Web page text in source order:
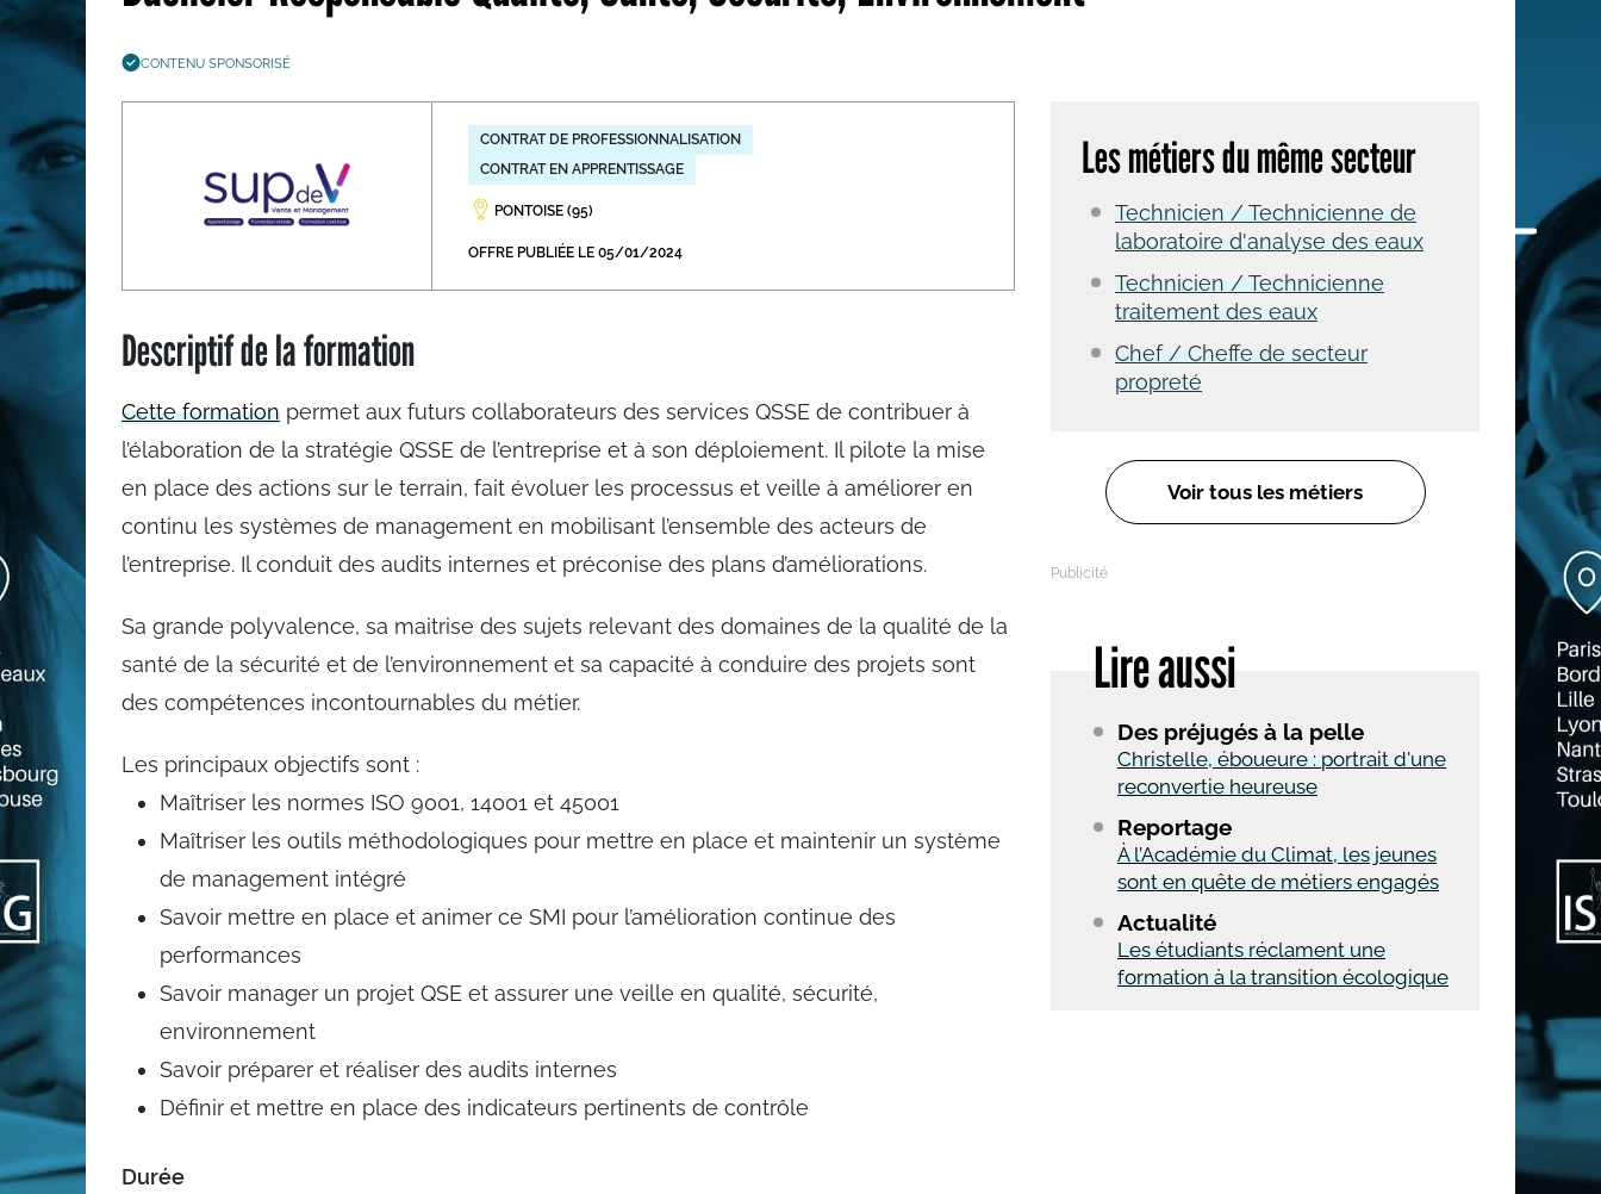
Les écoles se présentent C'est vous qui le dites Sa santé
Ses démarches
Face à la justice
Ses loisirs
Découvrir le monde
CONTENU SPONSORISÉ
CONTRAT DE PROFESSIONNALISATION
CONTRAT EN APPRENTISSAGE
PONTOISE (95)
OFFRE PUBLIÉE LE 05/01/2024
Descriptif de la formation
Cette formation permet aux futurs collaborateurs des services QSSE de contribuer à
l’élaboration de la stratégie QSSE de l’entreprise et à son déploiement. Il pilote la mise
en place des actions sur le terrain, fait évoluer les processus et veille à améliorer en
continu les systèmes de management en mobilisant l’ensemble des acteurs de
l’entreprise. Il conduit des audits internes et préconise des plans d’améliorations.
Sa grande polyvalence, sa maitrise des sujets relevant des domaines de la qualité de la
santé de la sécurité et de l’environnement et sa capacité à conduire des projets sont
des compétences incontournables du métier.
Les principaux objectifs sont :
Maîtriser les normes ISO 9001, 14001 et 45001
Maîtriser les outils méthodologiques pour mettre en place et maintenir un système
de management intégré
Savoir mettre en place et animer ce SMI pour l’amélioration continue des
performances
Savoir manager un projet QSE et assurer une veille en qualité, sécurité,
environnement
Savoir préparer et réaliser des audits internes
Définir et mettre en place des indicateurs pertinents de contrôle
Durée
Les métiers du même secteur
Technicien / Technicienne de
laboratoire d'analyse des eaux
Technicien / Technicienne
traitement des eaux
Chef / Cheffe de secteur
propreté
Voir tous les métiers
Lire aussi
Des préjugés à la pelle
Christelle, éboueure : portrait d'une
reconvertie heureuse
Reportage
À l’Académie du Climat, les jeunes
sont en quête de métiers engagés
Actualité
Les étudiants réclament une
formation à la transition écologique